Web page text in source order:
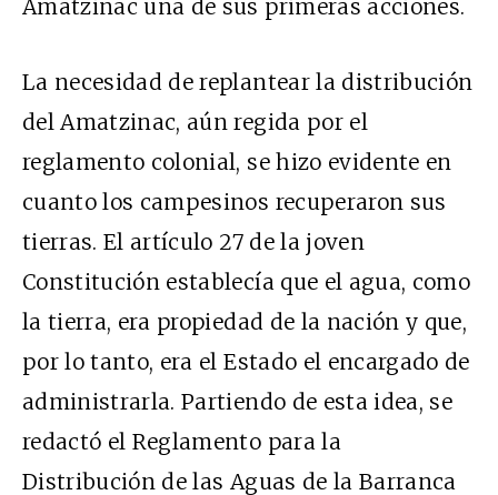
Amatzinac una de sus primeras acciones.
La necesidad de replantear la distribución
del Amatzinac, aún regida por el
reglamento colonial, se hizo evidente en
cuanto los campesinos recuperaron sus
tierras. El artículo 27 de la joven
Constitución establecía que el agua, como
la tierra, era propiedad de la nación y que,
por lo tanto, era el Estado el encargado de
administrarla. Partiendo de esta idea, se
redactó el Reglamento para la
Distribución de las Aguas de la Barranca